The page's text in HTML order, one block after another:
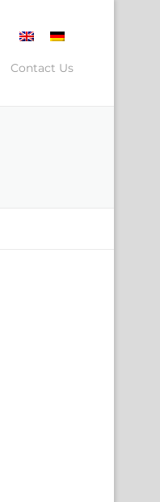
Contact Us